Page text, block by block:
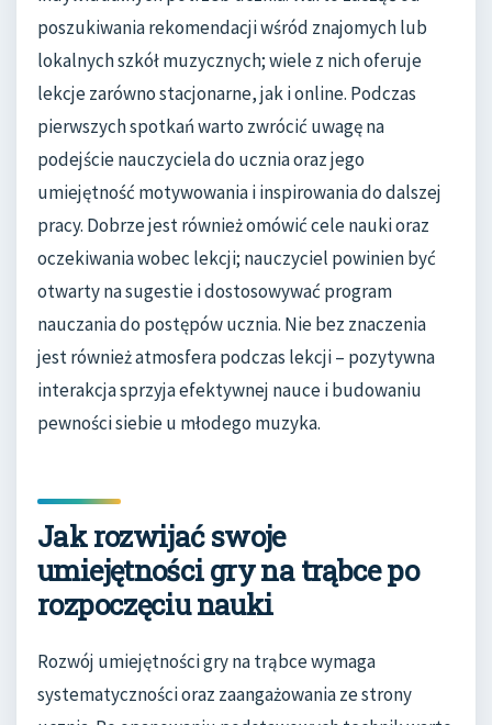
poszukiwania rekomendacji wśród znajomych lub
lokalnych szkół muzycznych; wiele z nich oferuje
lekcje zarówno stacjonarne, jak i online. Podczas
pierwszych spotkań warto zwrócić uwagę na
podejście nauczyciela do ucznia oraz jego
umiejętność motywowania i inspirowania do dalszej
pracy. Dobrze jest również omówić cele nauki oraz
oczekiwania wobec lekcji; nauczyciel powinien być
otwarty na sugestie i dostosowywać program
nauczania do postępów ucznia. Nie bez znaczenia
jest również atmosfera podczas lekcji – pozytywna
interakcja sprzyja efektywnej nauce i budowaniu
pewności siebie u młodego muzyka.
Jak rozwijać swoje
umiejętności gry na trąbce po
rozpoczęciu nauki
Rozwój umiejętności gry na trąbce wymaga
systematyczności oraz zaangażowania ze strony